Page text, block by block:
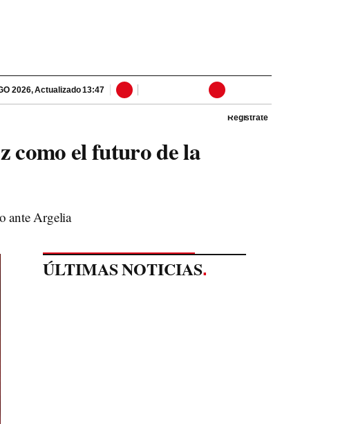
2026,Actualizado 13:47
Regístrate
como el futuro de la
ante Argelia
ÚLTIMAS NOTICIAS.